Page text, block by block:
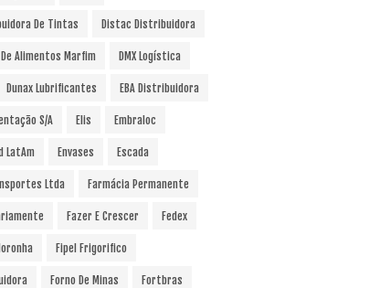
De Tintas Distac Distribuidora
Alimentos Marfim DMX Logística
Dunax Lubrificantes EBA Distribuidora
S/A Elis Embraloc
LatAm Envases Escada
Ltda Farmácia Permanente
Fazer E Crescer Fedex
Fipel Frigorifico
Forno De Minas Fortbras